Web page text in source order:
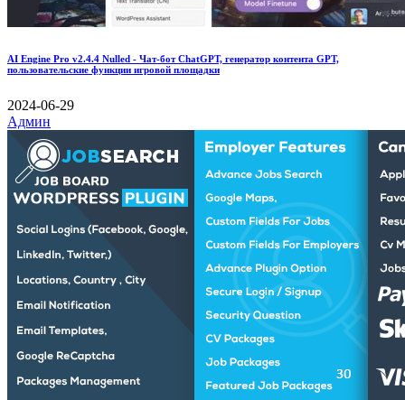
AI Engine Pro v2.4.4 Nulled - Чат-бот ChatGPT, генератор контента GPT,
пользовательские функции игровой площадки
2024-06-29
Админ